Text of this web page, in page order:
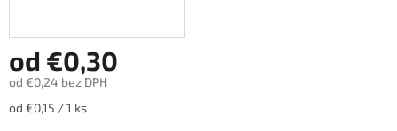
od €0,30
od €0,24 bez DPH
Jednotková
od €0,15 / 1 ks